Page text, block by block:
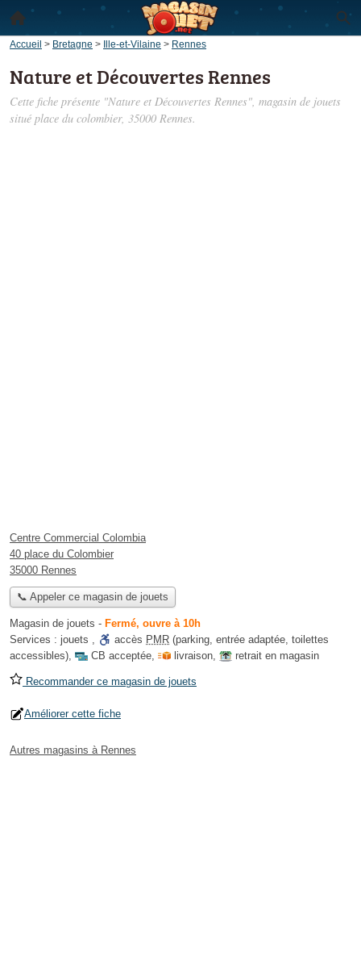
Accueil > Bretagne > Ille-et-Vilaine > Rennes
Nature et Découvertes Rennes
Cette fiche présente "Nature et Découvertes Rennes", magasin de jouets
situé place du colombier, 35000 Rennes.
Centre Commercial Colombia
40 place du Colombier
35000 Rennes
📞 Appeler ce magasin de jouets
Magasin de jouets - Fermé, ouvre à 10h
Services : jouets , accès PMR (parking, entrée adaptée, toilettes
accessibles), CB acceptée, livraison, retrait en magasin
Recommander ce magasin de jouets
Améliorer cette fiche
Autres magasins à Rennes